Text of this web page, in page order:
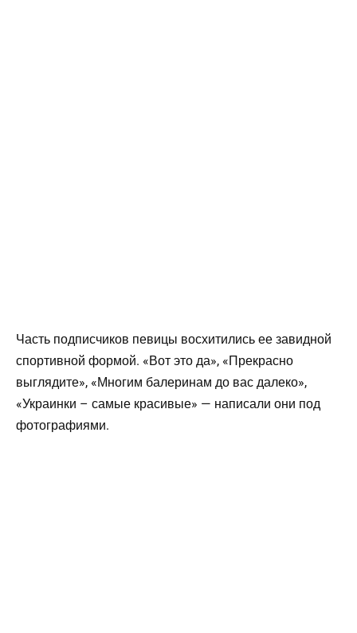
Часть подписчиков певицы восхитились ее завидной
спортивной формой. «Вот это да», «Прекрасно
выглядите», «Многим балеринам до вас далеко»,
«Украинки – самые красивые» — написали они под
фотографиями.